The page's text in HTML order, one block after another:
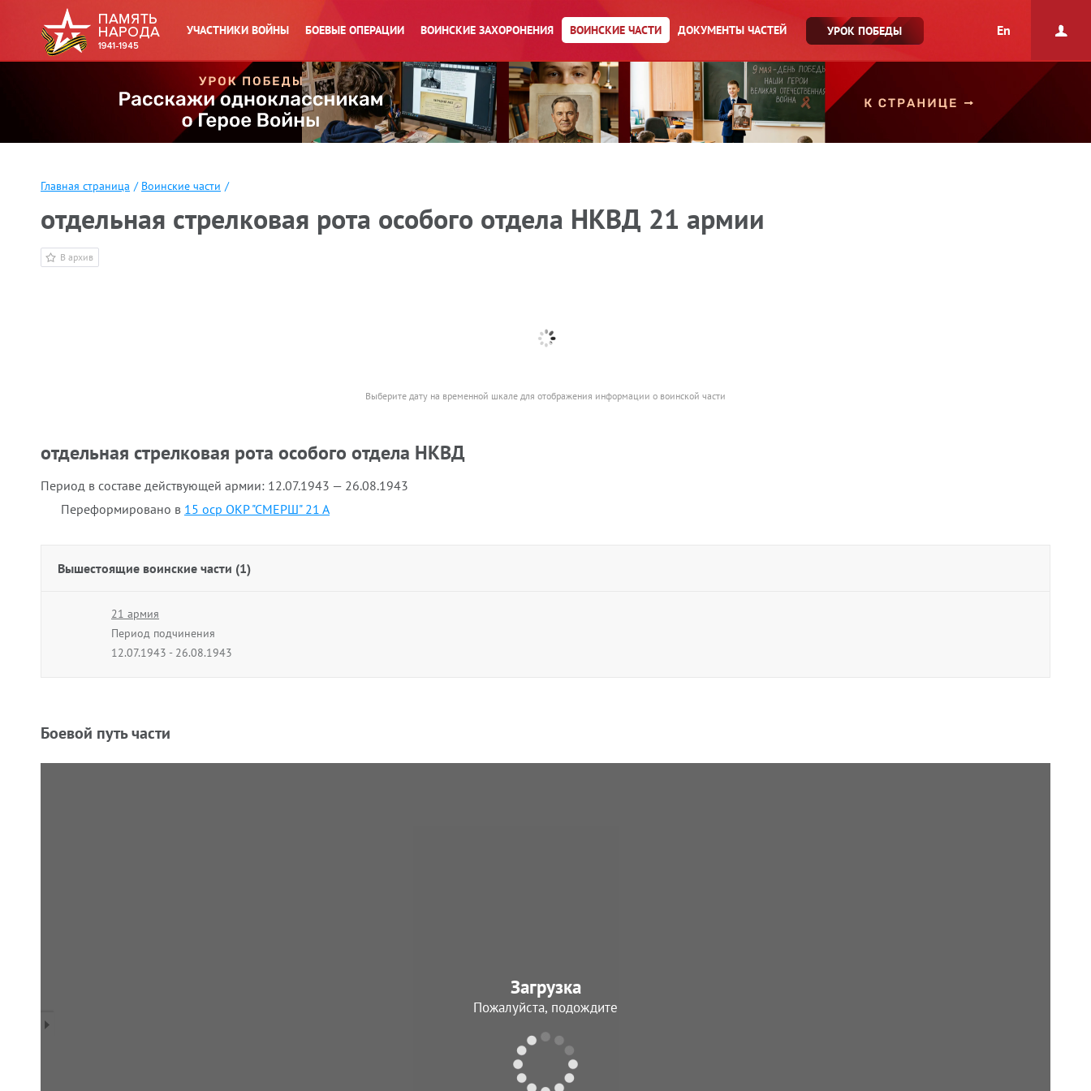
УЧАСТНИКИ ВОЙНЫ БОЕВЫЕ ОПЕРАЦИИ ВОИНСКИЕ ЗАХОРОНЕНИЯ ВОИНСКИЕ ЧАСТИ ДОКУМЕНТЫ ЧАСТЕЙ УРОК ПОБЕДЫ En
Главная страница / Воинские части /
отдельная стрелковая рота особого отдела НКВД 21 армии
В архив
Выберите дату на временной шкале для отображения информации о воинской части
отдельная стрелковая рота особого отдела НКВД
Период в составе действующей армии: 12.07.1943 — 26.08.1943
Переформировано в 15 оср ОКР "СМЕРШ" 21 А
Вышестоящие воинские части (1)
21 армия
Период подчинения
12.07.1943 - 26.08.1943
Боевой путь части
Загрузка
Пожалуйста, подождите